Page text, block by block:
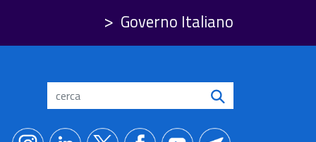
Governo Italiano
Search